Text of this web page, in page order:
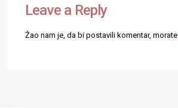
Leave a Reply
Žao nam je, da bi postavili komentar, morate